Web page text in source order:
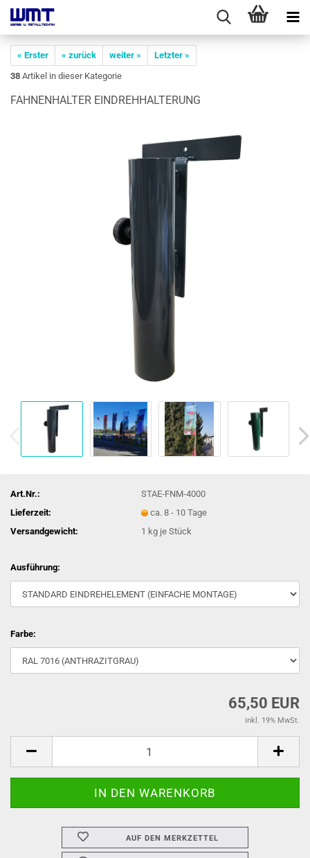
« Erster « zurück weiter »
Letzter »
38 Artikel in dieser Kategorie
FAH­NEN­HAL­TER EIN­DREH­HAL­TE­RUNG
Art.Nr.:
STAE-FNM-4000
Lieferzeit:
ca. 8 - 10 Tage
Versandgewicht:
1 kg je Stück
Ausführung:
Farbe:
65,50 EUR
inkl. 19% MwSt.
AUF DEN MERKZETTEL